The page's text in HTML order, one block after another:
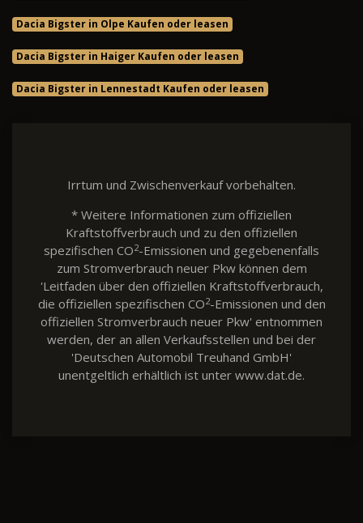
Dacia Bigster in Olpe Kaufen oder leasen
Dacia Bigster in Haiger Kaufen oder leasen
Dacia Bigster in Lennestadt Kaufen oder leasen
Irrtum und Zwischenverkauf vorbehalten.
* Weitere Informationen zum offiziellen
Kraftstoffverbrauch und zu den offiziellen
spezifischen CO2-Emissionen und gegebenenfalls
zum Stromverbrauch neuer Pkw können dem
'Leitfaden über den offiziellen Kraftstoffverbrauch,
die offiziellen spezifischen CO2-Emissionen und den
offiziellen Stromverbrauch neuer Pkw' entnommen
werden, der an allen Verkaufsstellen und bei der
'Deutschen Automobil Treuhand GmbH'
unentgeltlich erhältlich ist unter www.dat.de.